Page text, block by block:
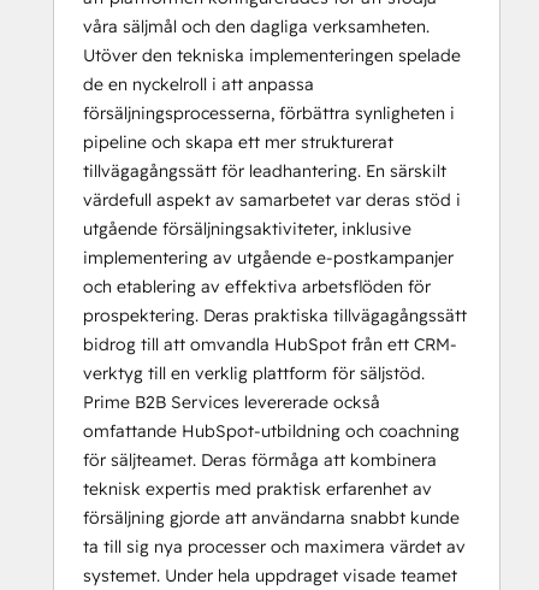
våra säljmål och den dagliga verksamheten.
Utöver den tekniska implementeringen spelade
de en nyckelroll i att anpassa
försäljningsprocesserna, förbättra synligheten i
pipeline och skapa ett mer strukturerat
tillvägagångssätt för leadhantering. En särskilt
värdefull aspekt av samarbetet var deras stöd i
utgående försäljningsaktiviteter, inklusive
implementering av utgående e-postkampanjer
och etablering av effektiva arbetsflöden för
prospektering. Deras praktiska tillvägagångssätt
bidrog till att omvandla HubSpot från ett CRM-
verktyg till en verklig plattform för säljstöd.
Prime B2B Services levererade också
omfattande HubSpot-utbildning och coachning
för säljteamet. Deras förmåga att kombinera
teknisk expertis med praktisk erfarenhet av
försäljning gjorde att användarna snabbt kunde
ta till sig nya processer och maximera värdet av
systemet. Under hela uppdraget visade teamet